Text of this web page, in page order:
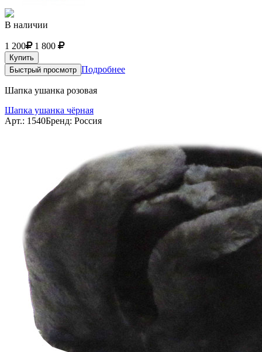
В наличии
1 200 1 800
Купить
Быстрый просмотр Подробнее
Шапка ушанка розовая
Шапка ушанка чёрная
Арт.: 1540Бренд: Россия